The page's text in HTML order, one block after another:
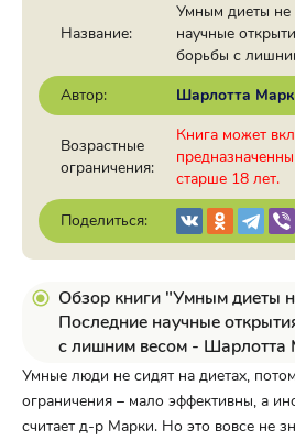
Название:
Умным диеты
научные
борьбы с
Автор:
Шарлотта
Возрастные
ограничения:
Книга может
старше 18 лет.
Поделиться:
Обзор книги "Умным диеты
Последние научные
с лишним весом - Шарлотта
Умные люди не сидят на диетах,
ограничения – мало эффективны, а
считает д-р Марки. Но это вовсе не